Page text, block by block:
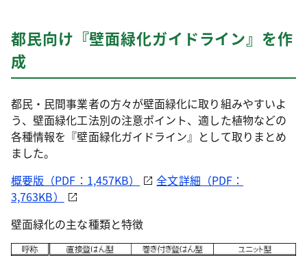
都民向け『壁面緑化ガイドライン』を作
成
都民・民間事業者の方々が壁面緑化に取り組みやすいよ
う、壁面緑化工法別の注意ポイント、適した植物などの
各種情報を『壁面緑化ガイドライン』として取りまとめ
ました。
概要版（PDF：1,457KB）
全文詳細（PDF：
3,763KB）
壁面緑化の主な種類と特徴